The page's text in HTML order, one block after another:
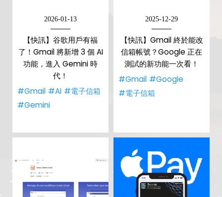
2026-01-13
【快訊】谷歌用戶有福
了！Gmail 將新增 3 個 AI
功能，進入 Gemini 時
代！
#Gmail #AI #電子信箱
#Gemini
2025-12-29
【快訊】Gmail 終於能改
信箱帳號？Google 正在
測試的新功能一次看！
#Gmail #Google
#電子信箱